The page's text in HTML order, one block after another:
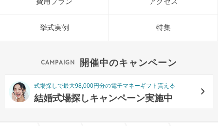
挙式実例 特集
開催中のキャンペーン
式場探しで最大98,000円分の電子マネーギフト貰える
結婚式場探しキャンペーン実施中